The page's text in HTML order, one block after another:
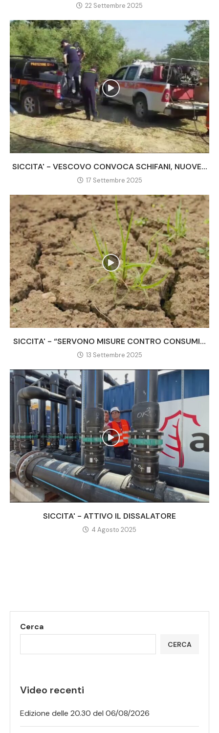
22 Settembre 2025
SICCITA' - VESCOVO CONVOCA SCHIFANI, NUOVE...
17 Settembre 2025
SICCITA' - “SERVONO MISURE CONTRO CONSUMI...
13 Settembre 2025
SICCITA' - ATTIVO IL DISSALATORE
4 Agosto 2025
Cerca
CERCA
Video recenti
Edizione delle 20.30 del 06/08/2026